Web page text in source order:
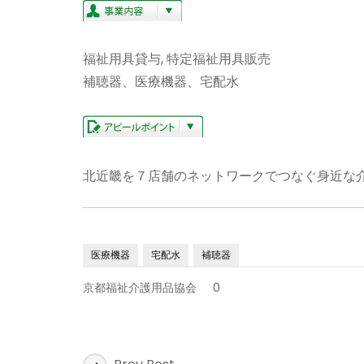
福祉用具貸与, 特定福祉用具販売
補聴器、医療機器、宅配水
北近畿を７店舗のネットワークでつなぐ身近な
医療機器 宅配水 補聴器
京都福祉介護用品協会 0